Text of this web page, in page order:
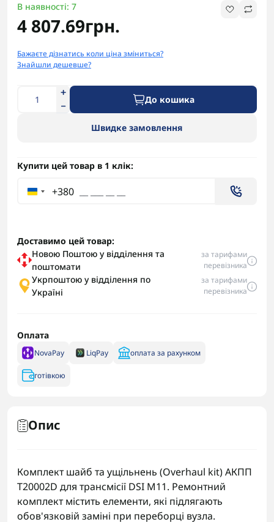
В наявності: 7
4 807.69грн.
Бажаєте дізнатись коли ціна зміниться?
Знайшли дешевше?
До кошика
Швидке замовлення
Купити цей товар в 1 клік:
+380
Доставимо цей товар:
Новою Поштою у відділення та
поштомати
за тарифами
перевізника
Укрпоштою у відділення по
Україні
за тарифами
перевізника
Оплата
NovaPay LiqPay оплата за рахунком
готівкою
Опис
Комплект шайб та ущільнень (Overhaul kit) АКПП
T20002D для трансмісії DSI M11. Ремонтний
комплект містить елементи, які підлягають
обов'язковій заміні при переборці вузла.